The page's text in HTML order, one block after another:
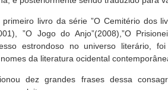
livro da série ”O Cemitério dos
”O Jogo do Anjo”(2008),”O
estrondoso no universo literário,
da literatura ocidental
dez grandes frases dessa